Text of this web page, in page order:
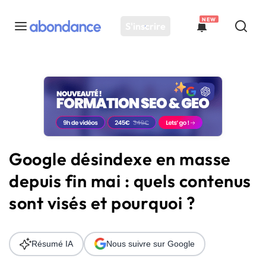
S'inscrire
NEW
Toutes les actus
Actus SEO
Plateforme
Solutions
Ressources
Audit SEO
Google désindexe en masse
depuis fin mai : quels contenus
sont visés et pourquoi ?
Résumé IA Nous suivre sur Google